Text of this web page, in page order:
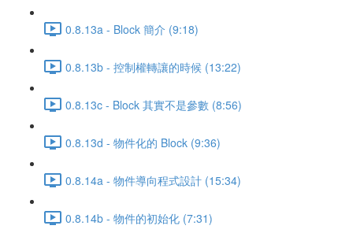
0.8.13a - Block 簡介 (9:18)
0.8.13b - 控制權轉讓的時候 (13:22)
0.8.13c - Block 其實不是參數 (8:56)
0.8.13d - 物件化的 Block (9:36)
0.8.14a - 物件導向程式設計 (15:34)
0.8.14b - 物件的初始化 (7:31)